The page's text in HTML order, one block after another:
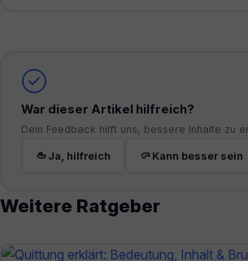
War dieser Artikel hilfreich?
Dein Feedback hilft uns, bessere Inhalte zu
Ja, hilfreich Kann besser sein
Weitere Ratgeber